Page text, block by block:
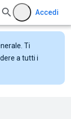
Accedi
Ti
a tutti i